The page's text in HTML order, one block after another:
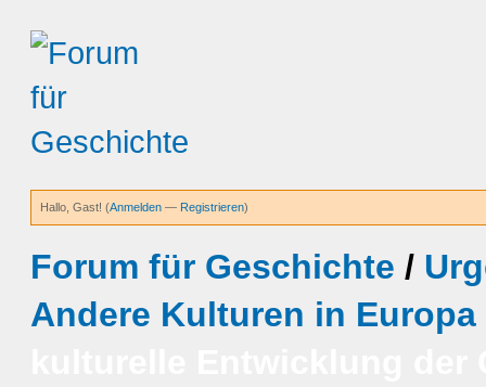
Hallo, Gast! (Anmelden — Registrieren)
Forum für Geschichte /
Andere Kulturen in